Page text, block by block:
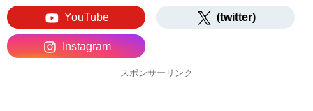
YouTube (twitter)
Instagram
スポンサーリンク